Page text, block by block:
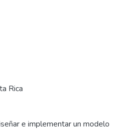
Rica
e implementar un modelo